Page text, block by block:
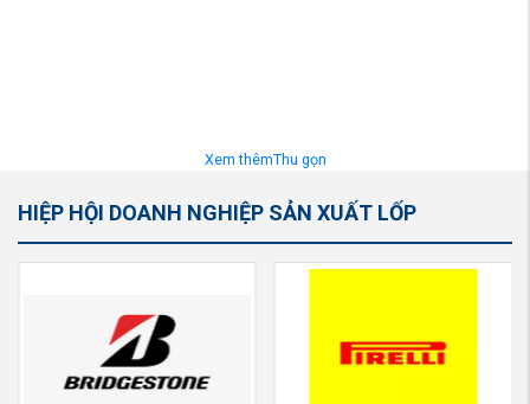
Xem thêmThu gọn
HIỆP HỘI DOANH NGHIỆP SẢN XUẤT LỐP